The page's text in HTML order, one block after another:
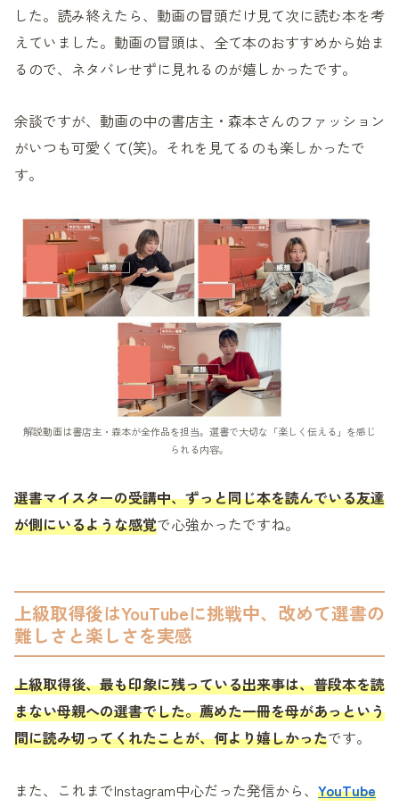
した。読み終えたら、動画の冒頭だけ見て次に読む本を考
えていました。動画の冒頭は、全て本のおすすめから始ま
るので、ネタバレせずに見れるのが嬉しかったです。
余談ですが、動画の中の書店主・森本さんのファッション
がいつも可愛くて(笑)。それを見てるのも楽しかったで
す。
解説動画は書店主・森本が全作品を担当。選書で大切な「楽しく伝える」を感じ
られる内容。
選書マイスターの受講中、ずっと同じ本を読んでいる友達
が側にいるような感覚で心強かったですね。
上級取得後はYouTubeに挑戦中、改めて選書の
難しさと楽しさを実感
上級取得後、最も印象に残っている出来事は、普段本を読
まない母親への選書でした。薦めた一冊を母があっという
間に読み切ってくれたことが、何より嬉しかったです。
また、これまでInstagram中心だった発信から、 YouTube